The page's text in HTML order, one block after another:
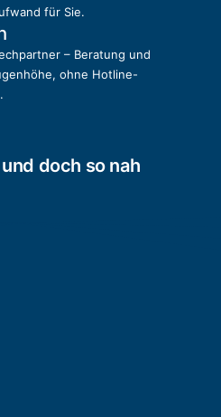
für Sie.
– Beratung und
ohne Hotline-
doch so nah